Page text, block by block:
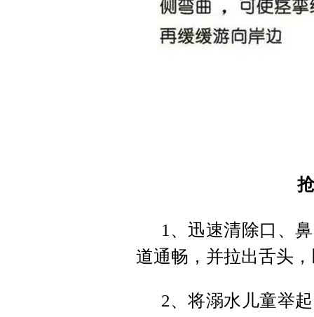
1、迅速清除口、
道通畅，并拉出舌头
2、将溺水儿童举